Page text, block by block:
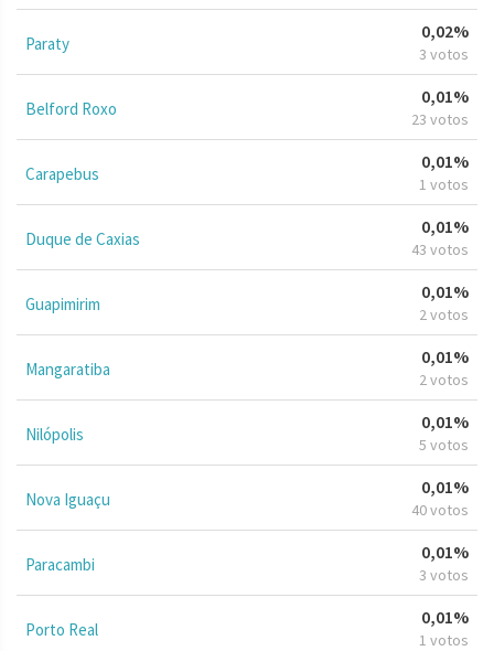
Paraty
0,02%
3 votos
Belford Roxo
0,01%
23 votos
Carapebus
0,01%
1 votos
Duque de Caxias
0,01%
43 votos
Guapimirim
0,01%
2 votos
Mangaratiba
0,01%
2 votos
Nilópolis
0,01%
5 votos
Nova Iguaçu
0,01%
40 votos
Paracambi
0,01%
3 votos
Porto Real
0,01%
1 votos